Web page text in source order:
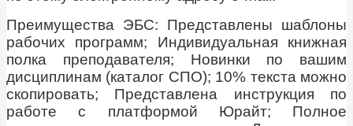
Преимущества ЭБС: Представлены шаблоны
рабочих программ; Индивидуальная книжная
полка преподавателя; Новинки по вашим
дисциплинам (каталог СПО); 10% текста можно
скопировать; Представлена инструкция по
работе с платформой Юрайт; Полное